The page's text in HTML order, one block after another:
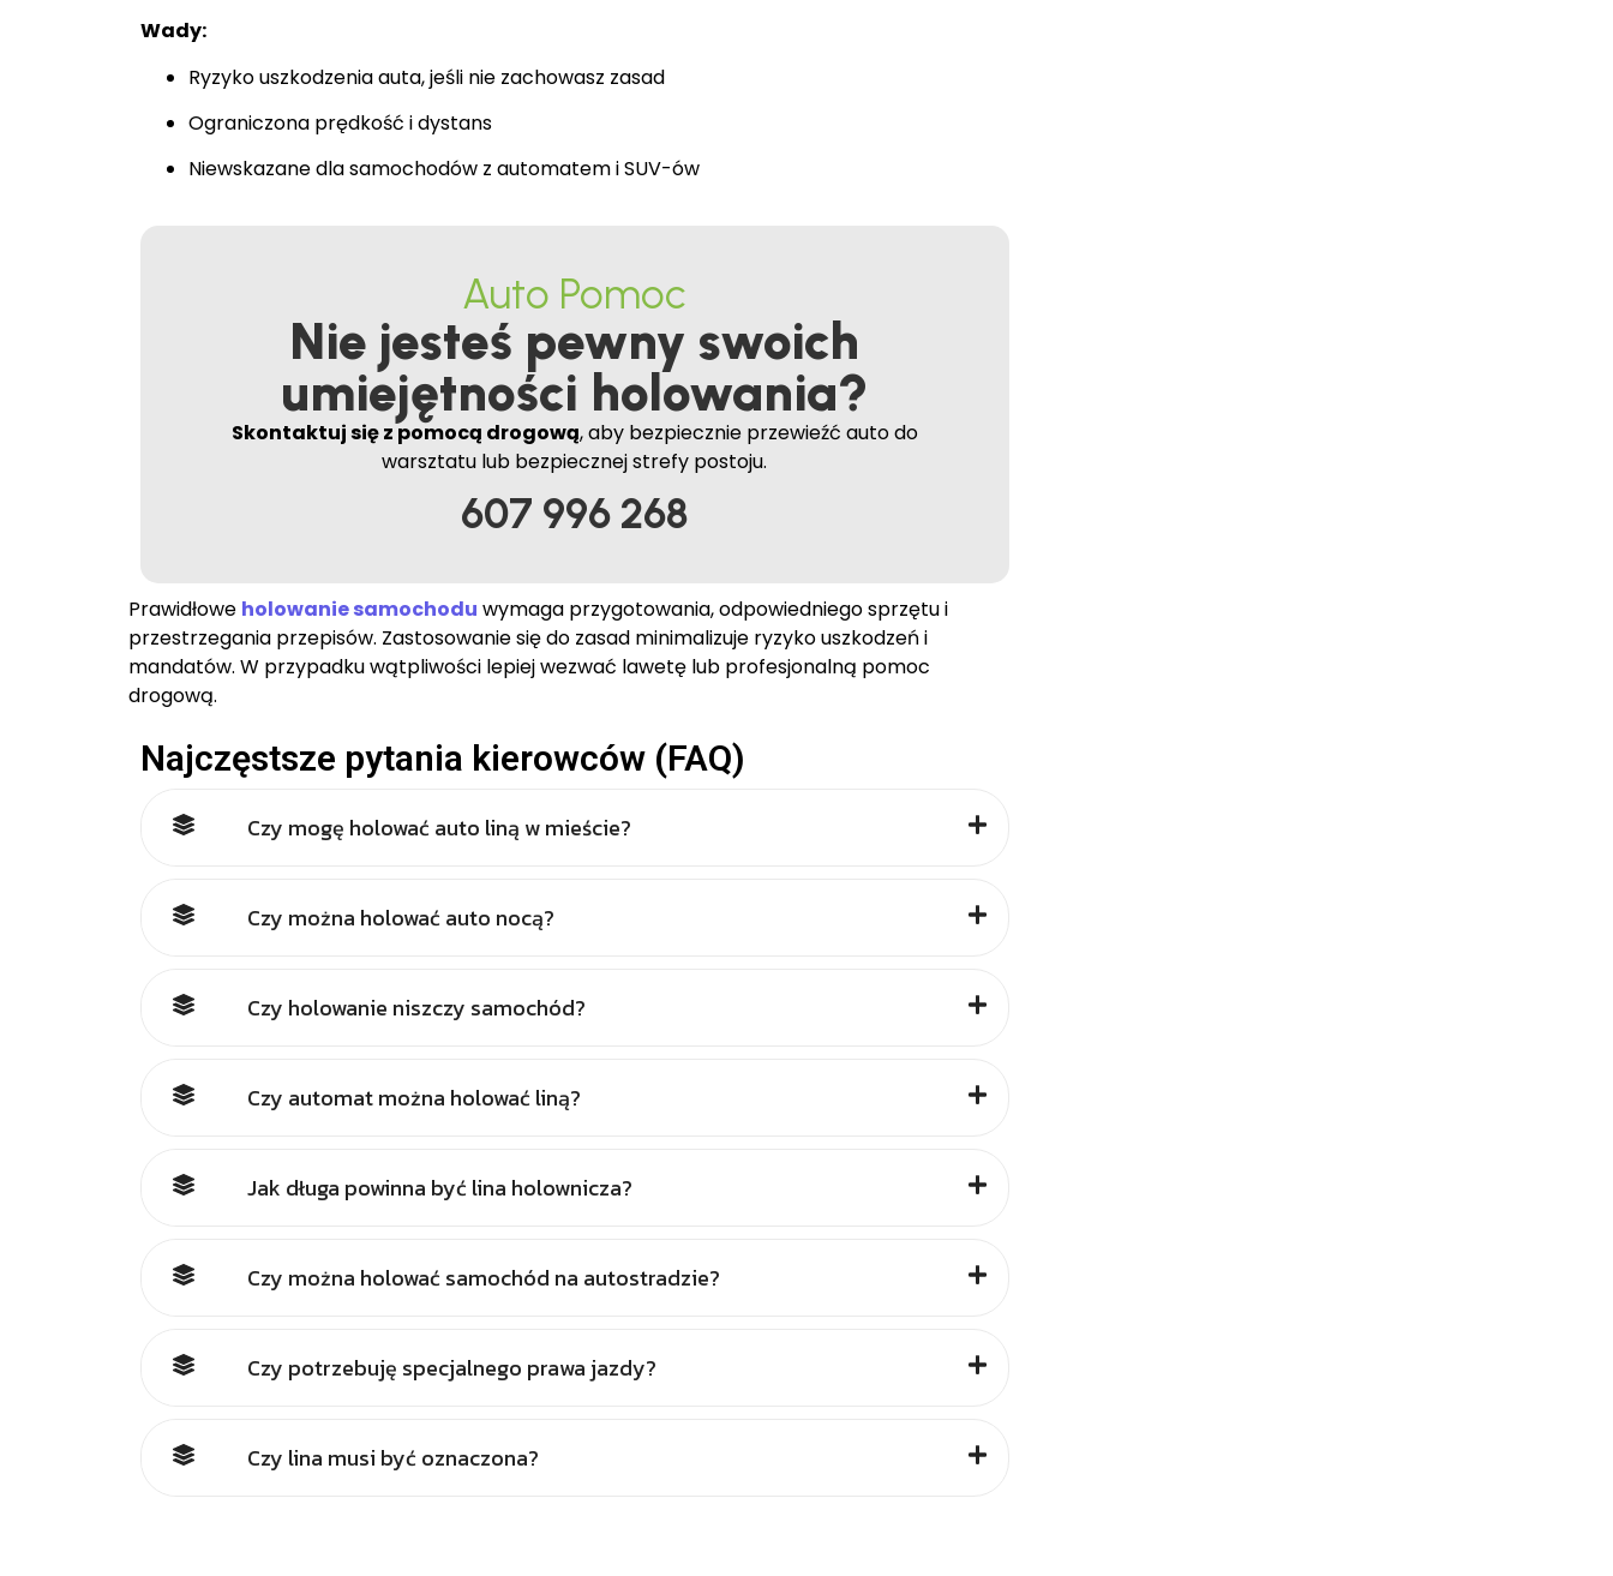
Wady:
Ryzyko uszkodzenia auta, jeśli nie zachowasz zasad
Ograniczona prędkość i dystans
Niewskazane dla samochodów z automatem i SUV-ów
Auto Pomoc
Nie jesteś pewny swoich
umiejętności holowania?
Skontaktuj się z pomocą drogową, aby bezpiecznie przewieźć auto do
warsztatu lub bezpiecznej strefy postoju.
607 996 268
Prawidłowe holowanie samochodu wymaga przygotowania, odpowiedniego sprzętu i
przestrzegania przepisów. Zastosowanie się do zasad minimalizuje ryzyko uszkodzeń i
mandatów. W przypadku wątpliwości lepiej wezwać lawetę lub profesjonalną pomoc
drogową.
Najczęstsze pytania kierowców (FAQ)
Czy mogę holować auto liną w mieście?
Czy można holować auto nocą?
Czy holowanie niszczy samochód?
Czy automat można holować liną?
Jak długa powinna być lina holownicza?
Czy można holować samochód na autostradzie?
Czy potrzebuję specjalnego prawa jazdy?
Czy lina musi być oznaczona?